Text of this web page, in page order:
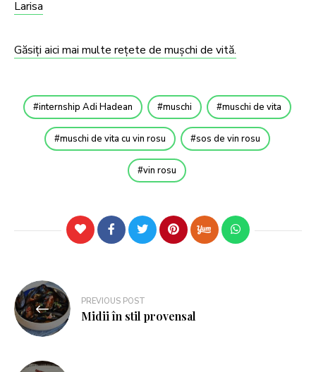
Larisa
Găsiți aici mai multe rețete de mușchi de vită.
internship Adi Hadean muschi muschi de vita
muschi de vita cu vin rosu sos de vin rosu
vin rosu
PREVIOUS POST
Midii în stil provensal